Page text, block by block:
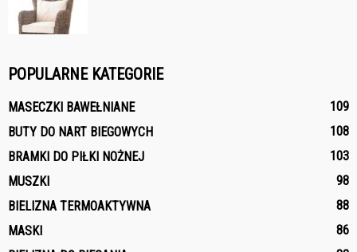
POPULARNE KATEGORIE
MASECZKI BAWEŁNIANE
109
BUTY DO NART BIEGOWYCH
108
BRAMKI DO PIŁKI NOŻNEJ
103
MUSZKI
98
BIELIZNA TERMOAKTYWNA
88
MASKI
86